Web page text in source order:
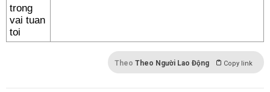
Theo Theo Người Lao Động Copy link